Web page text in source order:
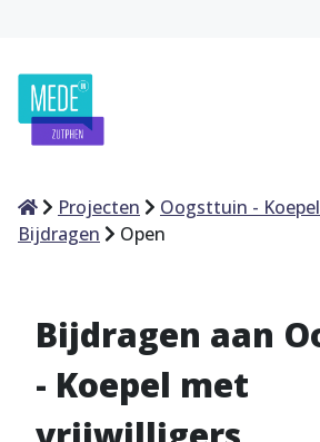
HomeProjecten
Oogsttuin -
Bijdragen
Open
Bijdragen aan
- Koepel met